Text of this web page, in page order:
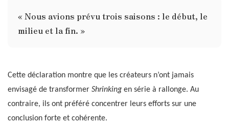
« Nous avions prévu trois saisons : le début, le
milieu et la fin. »
Cette déclaration montre que les créateurs n’ont jamais
envisagé de transformer Shrinking en série à rallonge. Au
contraire, ils ont préféré concentrer leurs efforts sur une
conclusion forte et cohérente.